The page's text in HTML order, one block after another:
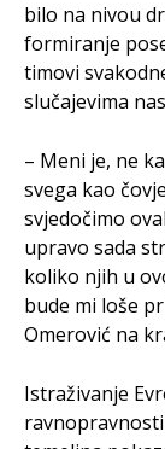
bilo na nivou
formiranje
timovi
slučajevima
– Meni je, ne
svega kao
svjedočimo
upravo sada
koliko njih u
bude mi loše
Omerović na
Istraživanje
ravnopravnosti